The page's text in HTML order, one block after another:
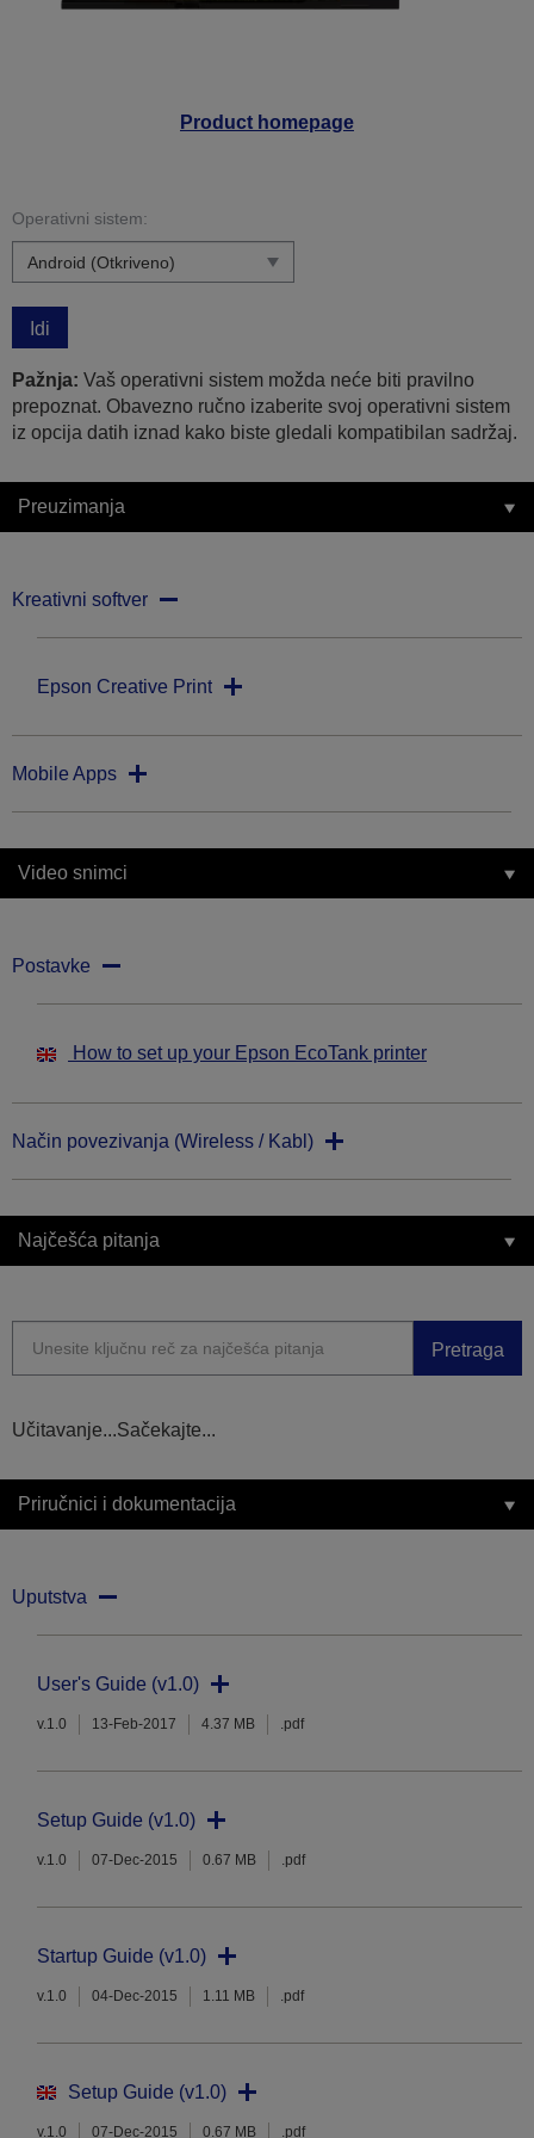
Product homepage
Operativni sistem:
Idi
Pažnja: Vaš operativni sistem možda neće biti pravilno
prepoznat. Obavezno ručno izaberite svoj operativni sistem
iz opcija datih iznad kako biste gledali kompatibilan sadržaj.
Preuzimanja
Kreativni softver
Epson Creative Print
Mobile Apps
Video snimci
Postavke
How to set up your Epson EcoTank printer
Način povezivanja (Wireless / Kabl)
Najčešća pitanja
Pretraga
Učitavanje...Sačekajte...
Priručnici i dokumentacija
Uputstva
User's Guide (v1.0)
v.1.0 13-Feb-2017 4.37 MB .pdf
Setup Guide (v1.0)
v.1.0 07-Dec-2015 0.67 MB .pdf
Startup Guide (v1.0)
v.1.0 04-Dec-2015 1.11 MB .pdf
Setup Guide (v1.0)
v.1.0 07-Dec-2015 0.67 MB .pdf